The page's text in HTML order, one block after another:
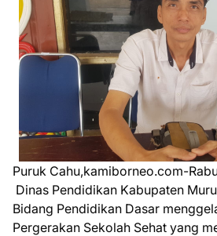
Puruk Cahu,kamiborneo.com-
Dinas Pendidikan Kabupaten
Bidang Pendidikan Dasar
Pergerakan Sekolah Sehat yang